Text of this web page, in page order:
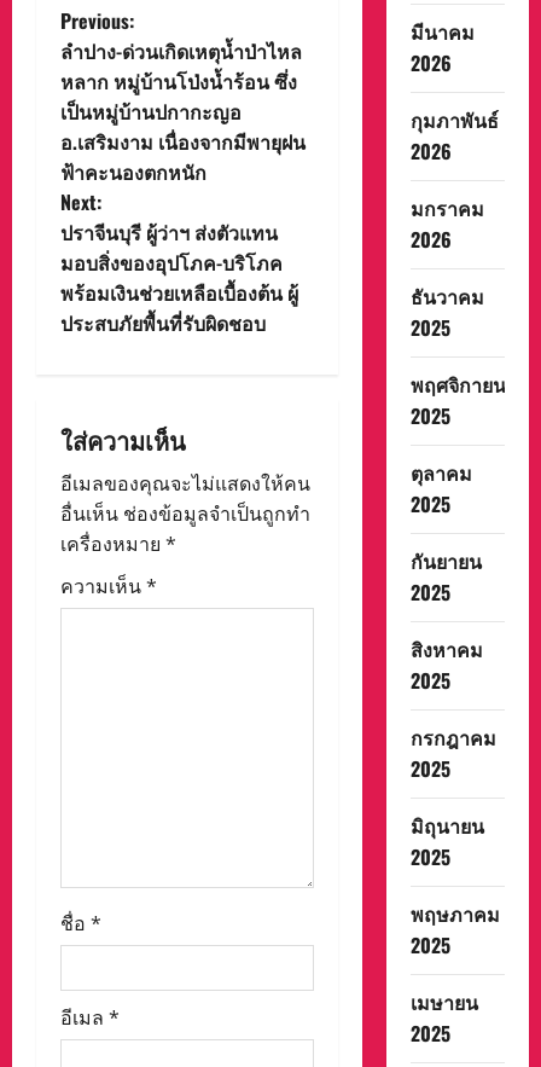
P
o
s
t
n
a
v
g
a
t
i
Previous:
ลำปาง-ด่วนเกิดเหตุน้ำป่าไหล
หลาก หมู่บ้านโป่งน้ำร้อน ซึ่ง
เป็นหมู่บ้านปกากะญอ
อ.เสริมงาม เนื่องจากมีพายุฝน
ฟ้าคะนองตกหนัก
Next:
ปราจีนบุรี ผู้ว่าฯ ส่งตัวแทน
มอบสิ่งของอุปโภค-บริโภค
พร้อมเงินช่วยเหลือเบื้องต้น ผู้
ประสบภัยพื้นที่รับผิดชอบ
ใส่ความเห็น
อีเมลของคุณจะไม่แสดงให้คน
อื่นเห็น ช่องข้อมูลจำเป็นถูกทำ
เครื่องหมาย *
ความเห็น*
ชื่อ *
อีเมล *
มีนาคม
2026
กุมภาพันธ์
2026
มกราคม
2026
ธันวาคม
2025
พฤศจิกายน
2025
ตุลาคม
2025
กันยายน
2025
สิงหาคม
2025
กรกฎาคม
2025
มิถุนายน
2025
พฤษภาคม
2025
เมษายน
2025